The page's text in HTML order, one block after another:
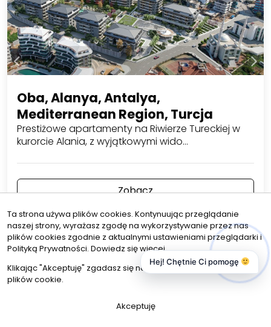
Oba, Alanya, Antalya,
Mediterranean Region, Turcja
Prestiżowe apartamenty na Riwierze Tureckiej w
kurorcie Alania, z wyjątkowymi wido…
Zobacz
Ta strona używa plików cookies. Kontynuując przeglądanie
naszej strony, wyrażasz zgodę na wykorzystywanie przez nas
plików cookies zgodnie z aktualnymi ustawieniami przeglądarki i
Polityką Prywatności. Dowiedz się więcej
Klikając "Akceptuję" zgadasz się na wykorzystywanie przez nas
plików cookie.
Akceptuję
Hej! Chętnie Ci pomogę